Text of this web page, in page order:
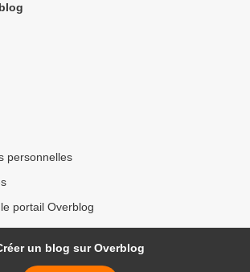
personnelles
portail Overblog
un blog sur Overblog